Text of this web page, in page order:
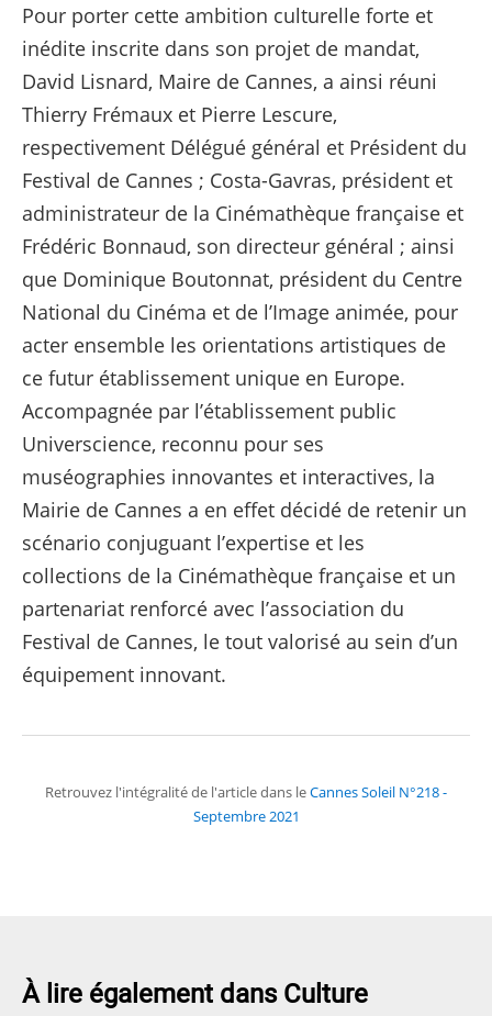
Pour porter cette ambition culturelle forte et
inédite inscrite dans son projet de mandat,
David Lisnard, Maire de Cannes, a ainsi réuni
Thierry Frémaux et Pierre Lescure,
respectivement Délégué général et Président du
Festival de Cannes ; Costa-Gavras, président et
administrateur de la Cinémathèque française et
Frédéric Bonnaud, son directeur général ; ainsi
que Dominique Boutonnat, président du Centre
National du Cinéma et de l’Image animée, pour
acter ensemble les orientations artistiques de
ce futur établissement unique en Europe.
Accompagnée par l’établissement public
Universcience, reconnu pour ses
muséographies innovantes et interactives, la
Mairie de Cannes a en effet décidé de retenir un
scénario conjuguant l’expertise et les
collections de la Cinémathèque française et un
partenariat renforcé avec l’association du
Festival de Cannes, le tout valorisé au sein d’un
équipement innovant.
Retrouvez l'intégralité de l'article dans leCannes Soleil N°218 -
Septembre 2021
À lire également dans Culture